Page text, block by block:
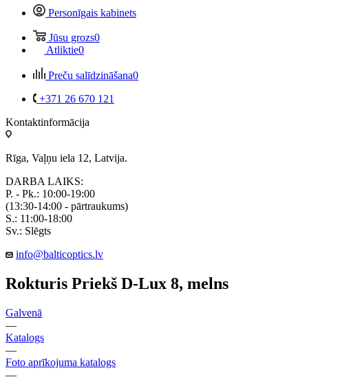
Personīgais kabinets
Jūsu grozs0
Atliktie0
Preču salīdzināšana0
+371 26 670 121
Kontaktinformācija
Rīga, Vaļņu iela 12, Latvija.
DARBA LAIKS:
P. - Pk.: 10:00-19:00
(13:30-14:00 - pārtraukums)
S.: 11:00-18:00
Sv.: Slēgts
info@balticoptics.lv
Rokturis Priekš D-Lux 8, melns
Galvenā
—
Katalogs
—
Foto aprīkojuma katalogs
—